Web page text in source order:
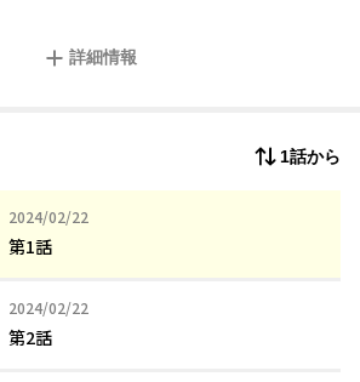
詳細情報
1話から
2024/02/22
2024年02月22日
第1話
2024/02/22
2024年02月22日
第2話